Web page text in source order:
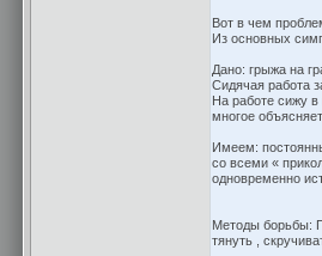
Вот в чем
Из основных
Дано: грыжа на
Сидячая работа
На работе сижу
многое объясняет.
Имеем:
со всеми «
одновременно
Методы борьбы:
тянуть ,